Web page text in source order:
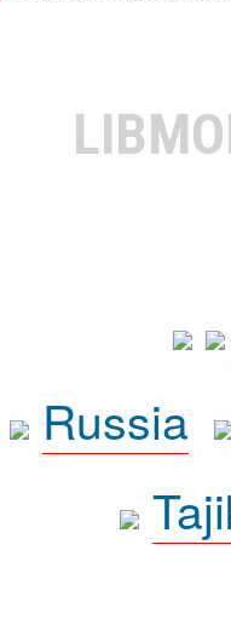
Russia